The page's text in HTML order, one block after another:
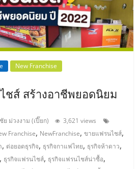
New Franchise
ชส์ สร้างอาชีพยอดนิยม
ม่วงงาม (เปี๊ยก)
3,621 views
Franchise, NewFranchise,ขายแฟรนไชส์,
, ต่อยอดธุรกิจ, ธุรกิจกาแฟไทย, ธุรกิจห้าดาว,
, ธุรกิจแฟรนไชส์, ธุรกิจแฟรนไชส์น่าซื้อ,